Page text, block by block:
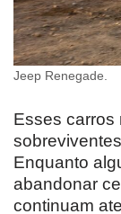
Jeep Renegade.
Esses carros
Enquanto
abandonar
continuam